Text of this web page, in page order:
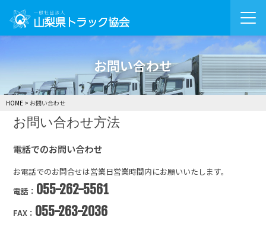
お問い合わせ
HOME お問い合わせ
お問い合わせ方法
電話でのお問い合わせ
お電話でのお問合せは営業日営業時間内にお願いいたします。
電話： 055-262-5561
FAX： 055-263-2036